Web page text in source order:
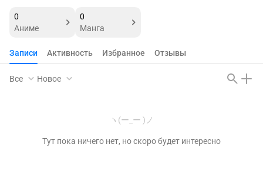
0
Аниме
0
Манга
Записи Активность Избранное Отзывы
Все Новое
ヽ(ー_ー )ノ
Тут пока ничего нет, но скоро будет интересно